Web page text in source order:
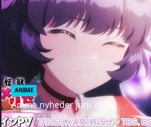
ANIME
Anime nyheder juni 2026
25. juni 2026 · Erik Weber-Lauridsen